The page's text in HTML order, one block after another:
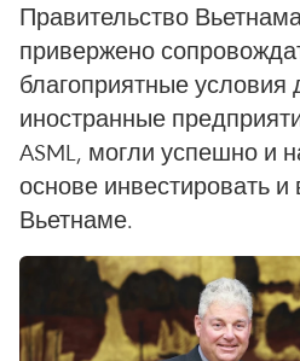
Правительство
привержено
благоприятные условия
иностранные
ASML, могли успешно и
основе инвестировать и
Вьетнаме.